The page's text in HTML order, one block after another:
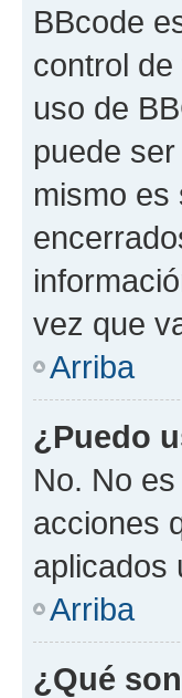
BBcode
control
uso de
puede
mismo es
vez que
Arriba
¿Puedo
No. No
acciones
aplicados
Arriba
¿Qué